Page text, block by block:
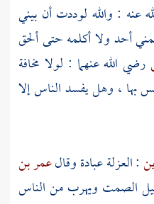
عنه : والله لوددت أن بيني
أحد ولا أكلمه حتى ألحق
رضي الله عنهما : لولا مخافة
بها ، وهل يفسد الناس إلا
: العزلة عبادة وقالعمر بن
الصمت ويهرب من الناس